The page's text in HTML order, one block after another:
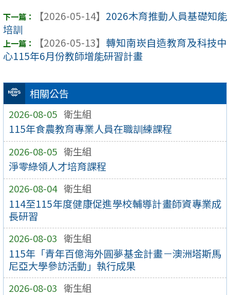
相關公告
2026-08-05 衛生組
115年食農教育專業人員在職訓練課程
2026-08-05 衛生組
淨零綠領人才培育課程
2026-08-04 衛生組
114至115年度健康促進學校輔導計畫師資專業成
長研習
2026-08-03 衛生組
115年「青年百億海外圓夢基金計畫－澳洲塔斯馬
尼亞大學參訪活動」執行成果
2026-08-03 衛生組
【2026-05-14】 2026木育推動人員基礎知能
培訓
【2026-05-13】 轉知南崁自造教育及科技中
心115年6月份教師增能研習計畫